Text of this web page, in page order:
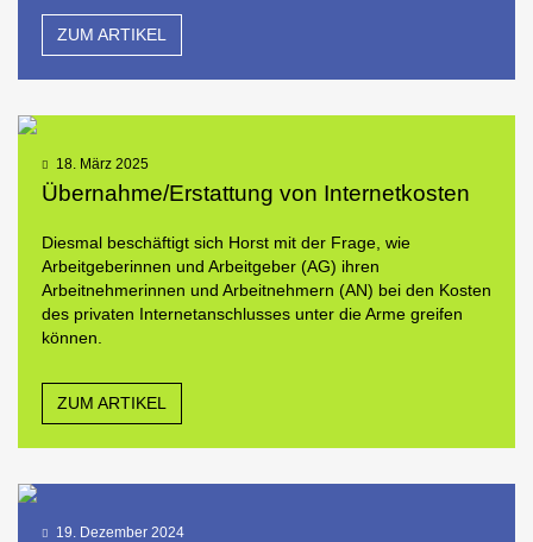
ZUM ARTIKEL
18. März 2025
Übernahme/Erstattung von Internetkosten
Diesmal beschäftigt sich Horst mit der Frage, wie
Arbeitgeberinnen und Arbeitgeber (AG) ihren
Arbeitnehmerinnen und Arbeitnehmern (AN) bei den Kosten
des privaten Internetanschlusses unter die Arme greifen
können.
ZUM ARTIKEL
19. Dezember 2024